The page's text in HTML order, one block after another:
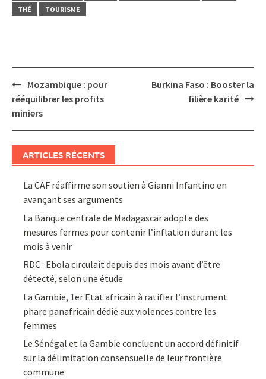
THÉ
TOURISME
Post
navigation
Mozambique : pour
rééquilibrer les profits
miniers
Burkina Faso : Booster la
filière karité
ARTICLES RÉCENTS
La CAF réaffirme son soutien à Gianni Infantino en
avançant ses arguments
La Banque centrale de Madagascar adopte des
mesures fermes pour contenir l’inflation durant les
mois à venir
RDC : Ebola circulait depuis des mois avant d’être
détecté, selon une étude
La Gambie, 1er Etat africain à ratifier l’instrument
phare panafricain dédié aux violences contre les
femmes
Le Sénégal et la Gambie concluent un accord définitif
sur la délimitation consensuelle de leur frontière
commune